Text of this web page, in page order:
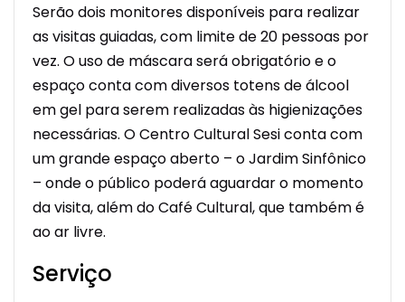
Serão dois monitores disponíveis para realizar
as visitas guiadas, com limite de 20 pessoas por
vez. O uso de máscara será obrigatório e o
espaço conta com diversos totens de álcool
em gel para serem realizadas às higienizações
necessárias. O Centro Cultural Sesi conta com
um grande espaço aberto – o Jardim Sinfônico
– onde o público poderá aguardar o momento
da visita, além do Café Cultural, que também é
ao ar livre.
Serviço